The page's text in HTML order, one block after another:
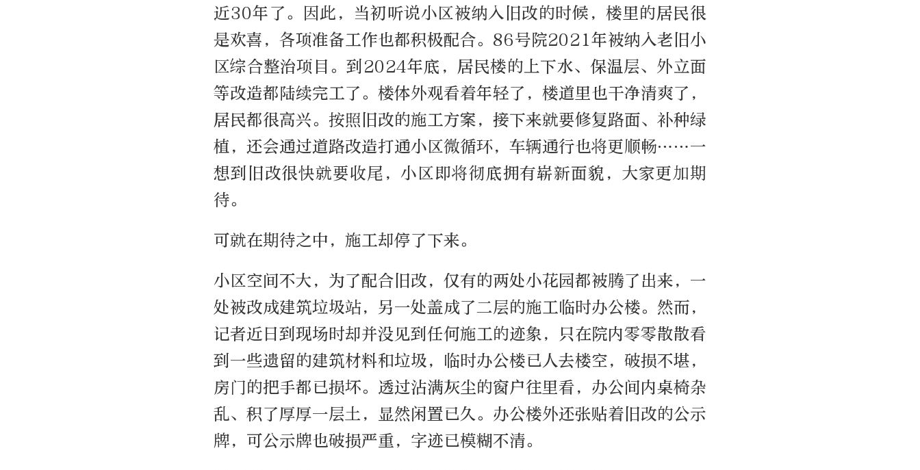
近30年了。因此，当初听说小区被纳入旧改的时候，楼里的居民很
是欢喜，各项准备工作也都积极配合。86号院2021年被纳入老旧小
区综合整治项目。到2024年底，居民楼的上下水、保温层、外立面
等改造都陆续完工了。楼体外观看着年轻了，楼道里也干净清爽了，
居民都很高兴。按照旧改的施工方案，接下来就要修复路面、补种绿
植，还会通过道路改造打通小区微循环，车辆通行也将更顺畅……一
想到旧改很快就要收尾，小区即将彻底拥有崭新面貌，大家更加期
待。
可就在期待之中，施工却停了下来。
小区空间不大，为了配合旧改，仅有的两处小花园都被腾了出来，一
处被改成建筑垃圾站，另一处盖成了二层的施工临时办公楼。然而，
记者近日到现场时却并没见到任何施工的迹象，只在院内零零散散看
到一些遗留的建筑材料和垃圾，临时办公楼已人去楼空，破损不堪，
房门的把手都已损坏。透过沾满灰尘的窗户往里看，办公间内桌椅杂
乱、积了厚厚一层土，显然闲置已久。办公楼外还张贴着旧改的公示
牌，可公示牌也破损严重，字迹已模糊不清。